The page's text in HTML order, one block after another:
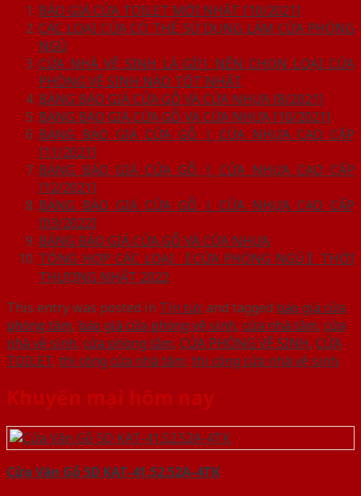
BÁO GIÁ CỬA TOILET MỚI NHẤT [10/2021]
CÁC LOẠI CỬA CÓ THỂ SỬ DỤNG LÀM CỬA PHÒNG
NGỦ
CỬA NHÀ VỆ SINH LÀ GÌ?| NÊN CHỌN LOẠI CỬA
PHÒNG VỆ SINH NÀO TỐT NHẤT
BẢNG BÁO GIÁ CỬA GỖ VÀ CỬA NHỰA [8/2021]
BẢNG BÁO GIÁ CỬA GỖ VÀ CỬA NHỰA [10/2021]
BẢNG BÁO GIÁ CỬA GỖ | CỬA NHỰA CAO CẤP
[11/2021]
BẢNG BÁO GIÁ CỬA GỖ | CỬA NHỰA CAO CẤP
[12/2021]
BẢNG BÁO GIÁ CỬA GỖ | CỬA NHỰA CAO CẤP
[03/2022]
BẢNG BÁO GIÁ CỬA GỖ VÀ CỬA NHỰA
TỔNG HỢP CÁC LOẠI 【CỬA PHÒNG NGỦ】THỜI
THƯỢNG NHẤT 2022
This entry was posted in Tin tứcand tagged báo giá cửa
phòng tắm, báo giá cửa phòng vệ sinh, cửa nhà tắm, cửa
nhà vệ sinh, cửa phòng tắm, CỬA PHÒNG VỆ SINH, CỬA
TOILET, thi công cửa nhà tắm, thi công cửa nhà vệ sinh.
Khuyến mại hôm nay
Cửa Vân Gỗ 5D KAT-41.52.52A-4TK